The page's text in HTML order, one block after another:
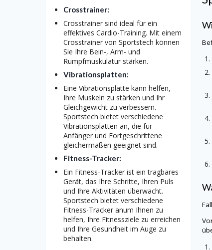
Crosstrainer:
Crosstrainer sind ideal für ein
effektives Cardio-Training. Mit einem
Crosstrainer von Sportstech können
Sie Ihre Bein-, Arm- und
Rumpfmuskulatur stärken.
Vibrationsplatten:
Eine Vibrationsplatte kann helfen,
Ihre Muskeln zu stärken und Ihr
Gleichgewicht zu verbessern.
Sportstech bietet verschiedene
Vibrationsplatten an, die für
Anfänger und Fortgeschrittene
gleichermaßen geeignet sind.
Fitness-Tracker:
Ein Fitness-Tracker ist ein tragbares
Gerät, das Ihre Schritte, Ihren Puls
und Ihre Aktivitäten überwacht.
Sportstech bietet verschiedene
Fitness-Tracker anum Ihnen zu
helfen, Ihre Fitnessziele zu erreichen
und Ihre Gesundheit im Auge zu
behalten.